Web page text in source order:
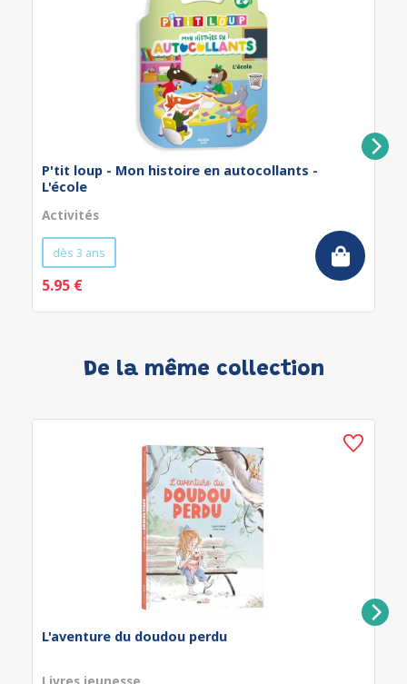
P'tit loup - Mon histoire en autocollants -
L'école
Activités
dès 3 ans
5.95 €
De la même collection
L'aventure du doudou perdu